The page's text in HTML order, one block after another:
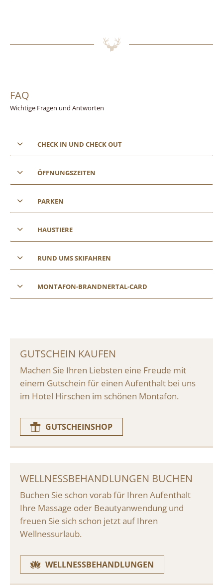
FAQ
Wichtige Fragen und Antworten
CHECK IN UND CHECK OUT
ÖFFNUNGSZEITEN
PARKEN
HAUSTIERE
RUND UMS SKIFAHREN
MONTAFON-BRANDNERTAL-CARD
GUTSCHEIN KAUFEN
Machen Sie Ihren Liebsten eine Freude mit
einem Gutschein für einen Aufenthalt bei uns
im Hotel Hirschen im schönen Montafon.
GUTSCHEINSHOP
WELLNESSBEHANDLUNGEN BUCHEN
Buchen Sie schon vorab für Ihren Aufenthalt
Ihre Massage oder Beautyanwendung und
freuen Sie sich schon jetzt auf Ihren
Wellnessurlaub.
WELLNESSBEHANDLUNGEN